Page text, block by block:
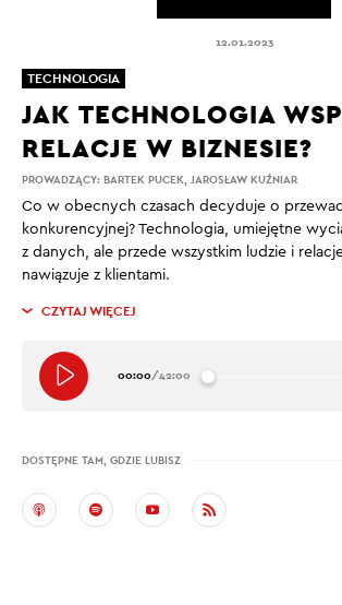
12.01.2023
PROWADZĄCY: BARTEK PUCEK, JAROSŁAW KUŹNIAR
JAK TECHNOLOGIA
RELACJE W BIZNESIE?
Co w obecnych czasach decyduje o
konkurencyjnej? Technologia, umiejętne
z danych, ale przede wszystkim ludzie i
nawiązuje z klientami.
CZYTAJ WIĘCEJ
00:00/42:00
DOSTĘPNE TAM, GDZIE LUBISZ
TECHNOLOGIA